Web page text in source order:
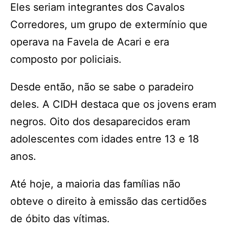
Eles seriam integrantes dos Cavalos
Corredores, um grupo de extermínio que
operava na Favela de Acari e era
composto por policiais.
Desde então, não se sabe o paradeiro
deles. A CIDH destaca que os jovens eram
negros. Oito dos desaparecidos eram
adolescentes com idades entre 13 e 18
anos.
Até hoje, a maioria das famílias não
obteve o direito à emissão das certidões
de óbito das vítimas.